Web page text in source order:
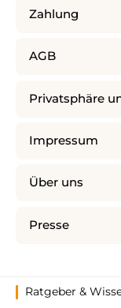
Zahlung
AGB
Privatsphäre
Impressum
Über uns
Presse
Ratgeber &